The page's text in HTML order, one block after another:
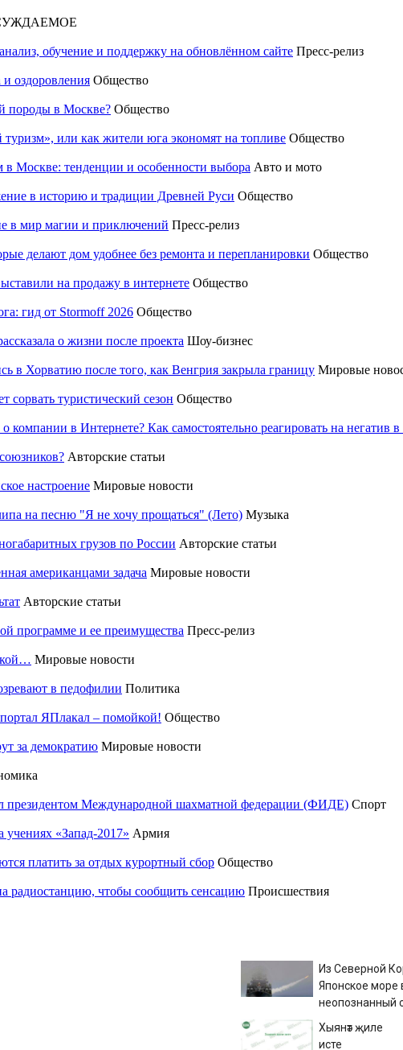
обучение и поддержку на обновлённом сайте Пресс-релиз
оздоровления Общество
породы в Москве? Общество
или как жители юга экономят на топливе Общество
Москве: тенденции и особенности выбора Авто и мото
в историю и традиции Древней Руси Общество
в мир магии и приключений Пресс-релиз
делают дом удобнее без ремонта и перепланировки Общество
на продажу в интернете Общество
гид от Stormoff 2026 Общество
о жизни после проекта Шоу-бизнес
в Хорватию после того, как Венгрия закрыла границу Мировые
сорвать туристический сезон Общество
компании в Интернете? Как самостоятельно реагировать на негатив
Авторские статьи
настроение Мировые новости
на песню "Я не хочу прощаться" (Лето) Музыка
грузов по России Авторские статьи
американцами задача Мировые новости
Авторские статьи
программе и ее преимущества Пресс-релиз
Мировые новости
в педофилии Политика
ЯПлакал – помойкой! Общество
за демократию Мировые новости
президентом Международной шахматной федерации (ФИДЕ) Спорт
«Запад-2017» Армия
платить за отдых курортный сбор Общество
радиостанцию, чтобы сообщить сенсацию Происшествия
Из Северной
Японское море
неопознанный
Хыянәт җиле
исте